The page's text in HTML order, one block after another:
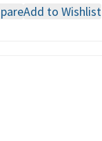
Add to Wishlist